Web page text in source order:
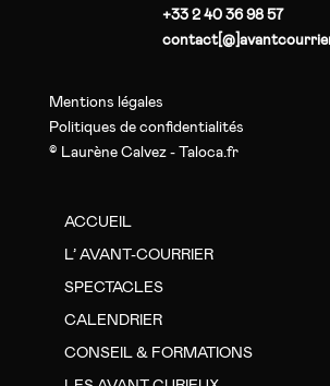
+33 2 40 36 98 57
Mentions légales
Politiques de confidentialités
© Laurène Calvez - Taloca.fr
ACCUEIL
L’ AVANT-COURRIER
SPECTACLES
CALENDRIER
CONSEIL & FORMATIONS